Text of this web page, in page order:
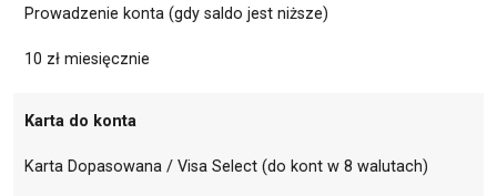
Prowadzenie konta (gdy saldo jest niższe)
10 zł miesięcznie
Karta do konta
Karta Dopasowana / Visa Select (do kont w 8 walutach)